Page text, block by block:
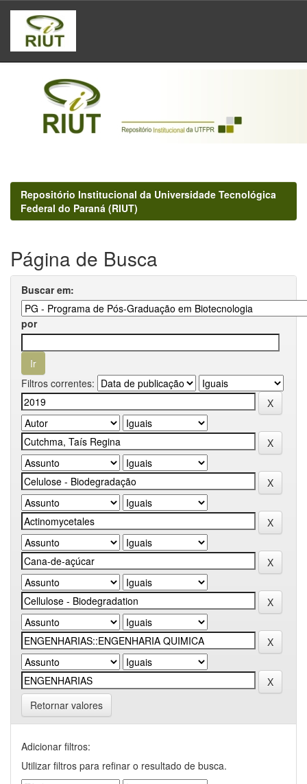
Skip
navigation
Repositório Institucional da Universidade Tecnológica
Federal do Paraná (RIUT)
Página de Busca
Buscar em:
por
Filtros correntes:
Retornar valores
Adicionar filtros:
Utilizar filtros para refinar o resultado de busca.